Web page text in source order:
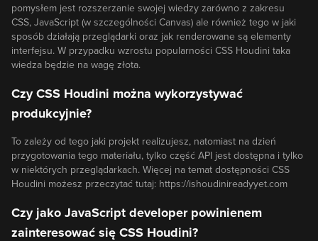
pomysłem jest rozszerzanie swojej wiedzy zarówno z zakresu
CSS, JavaScript (w szczególności Canvas) ale również tego w jaki
sposób działają przeglądarki oraz jak renderowane są elementy
interfejsu. W przypadku wzrostu popularności CSS Houdini taka
wiedza będzie na wagę złota.
Czy CSS Houdini można wykorzystywać
produkcyjnie?
To zależy od tego jaki projekt realizujesz, natomiast na dzień
przygotowania tego materiału, tylko część API jest dostępna i tylko
w niektórych przeglądarkach. Więcej na temat dostępności CSS
Houdini możesz przeczytać tutaj: https://ishoudinireadyyet.com
Czy jako JavaScript developer powinienem
zainteresować się CSS Houdini?